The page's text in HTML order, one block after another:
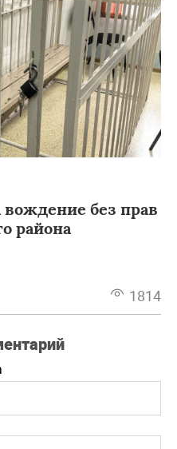
без прав
района
1814